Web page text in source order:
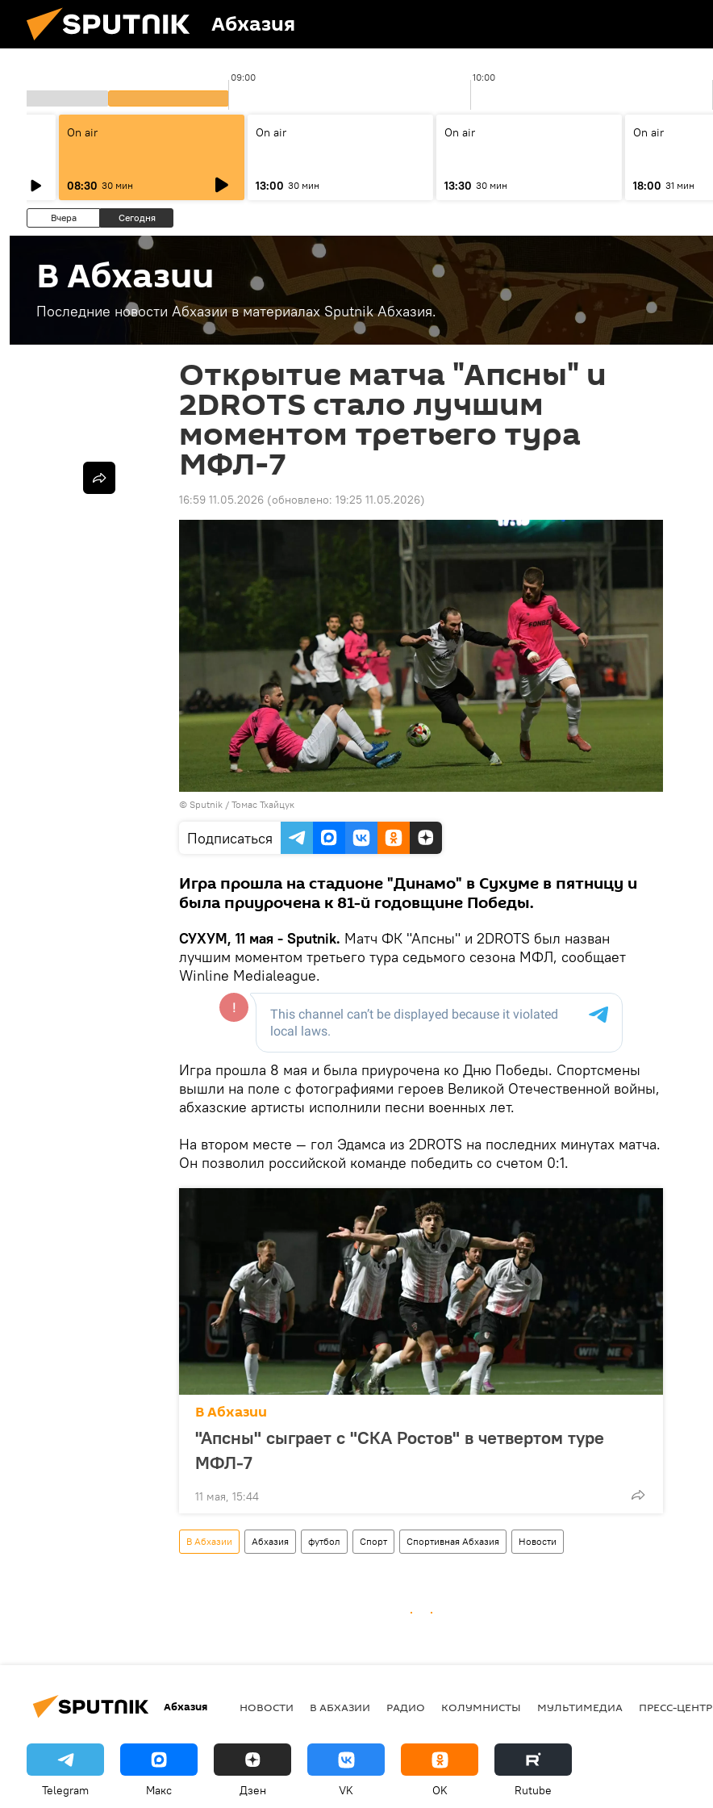
Абхазия
09:00 10:00
On air
08:30 30 мин
On air
13:00 30 мин
On air
13:30 30 мин
On air
18:00 31 мин
Вчера Сегодня
В Абхазии
Последние новости Абхазии в материалах Sputnik Абхазия.
Открытие матча "Апсны" и
2DROTS стало лучшим
моментом третьего тура
МФЛ-7
16:59 11.05.2026 (обновлено: 19:25 11.05.2026)
© Sputnik / Томас Тхайцук
Подписаться
Игра прошла на стадионе "Динамо" в Сухуме в пятницу и
была приурочена к 81-й годовщине Победы.
СУХУМ, 11 мая - Sputnik. Матч ФК "Апсны" и 2DROTS был назван
лучшим моментом третьего тура седьмого сезона МФЛ, сообщает
Winline Medialeague.
Игра прошла 8 мая и была приурочена ко Дню Победы. Спортсмены
вышли на поле с фотографиями героев Великой Отечественной войны,
абхазские артисты исполнили песни военных лет.
На втором месте — гол Эдамса из 2DROTS на последних минутах матча.
Он позволил российской команде победить со счетом 0:1.
В Абхазии
"Апсны" сыграет с "СКА Ростов" в четвертом туре
МФЛ-7
11 мая, 15:44
В Абхазии Абхазия футбол Спорт Спортивная Абхазия Новости
Абхазия НОВОСТИ В АБХАЗИИ РАДИО КОЛУМНИСТЫ МУЛЬТИМЕДИА ПРЕСС-ЦЕНТР
Telegram Макс Дзен VK OK Rutube